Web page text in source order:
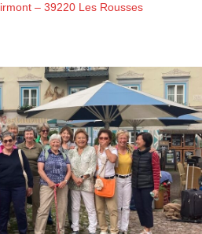
– 39220 Les Rousses